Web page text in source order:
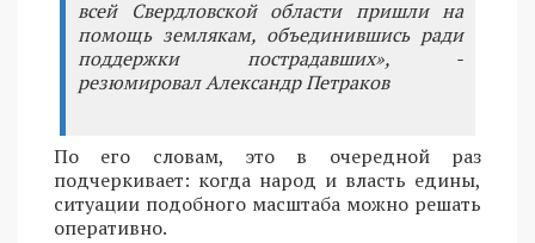
всей Свердловской области пришли на
помощь землякам, объединившись ради
поддержки пострадавших», -
резюмировал Александр Петраков
По его словам, это в очередной раз
подчеркивает: когда народ и власть едины,
ситуации подобного масштаба можно решать
оперативно.